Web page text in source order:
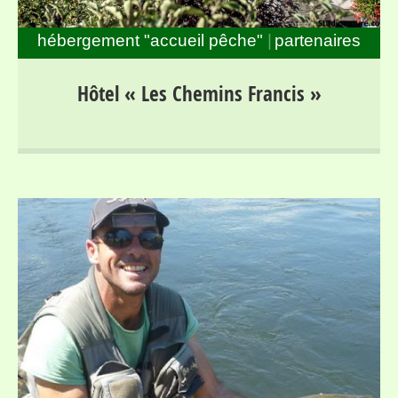
Séjours pour randonneurs et pêcheurs dans la haute
vallée du Lot, entre Mont Lozère et Margeride, au bord
hébergement "accueil pêche" partenaires
Hôtel « Les Chemins Francis »